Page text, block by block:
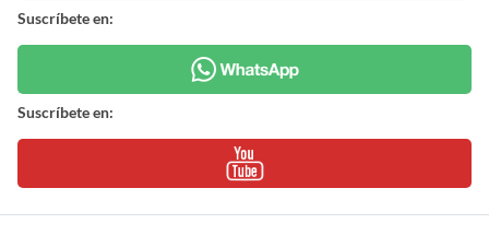
Suscríbete en:
Suscríbete en: